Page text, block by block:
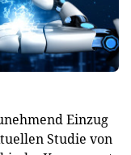
Einzug
Studie von